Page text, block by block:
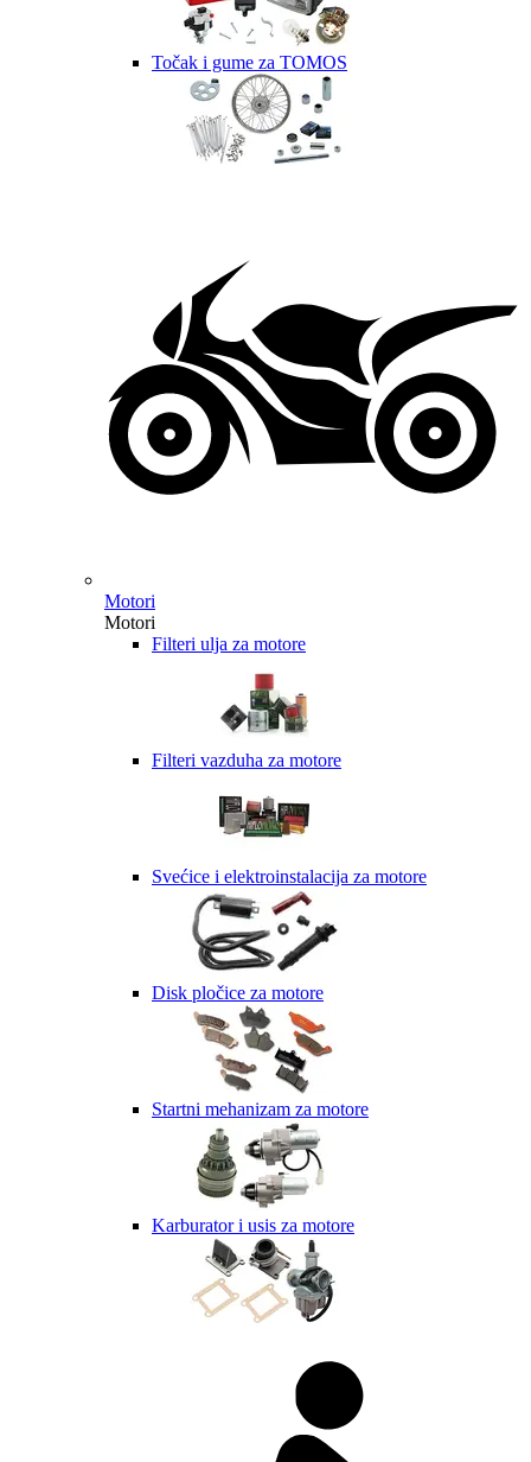
Točak i gume za TOMOS
Motori
Motori
Filteri ulja za motore
Filteri vazduha za motore
Svećice i elektroinstalacija za motore
Disk pločice za motore
Startni mehanizam za motore
Karburator i usis za motore